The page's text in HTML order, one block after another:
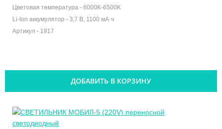
Цветовая температура - 6000K-6500K
Li-Ion аккумулятор - 3,7 В, 1100 мА·ч
Артикул - 1917
ДОБАВИТЬ В КОРЗИНУ